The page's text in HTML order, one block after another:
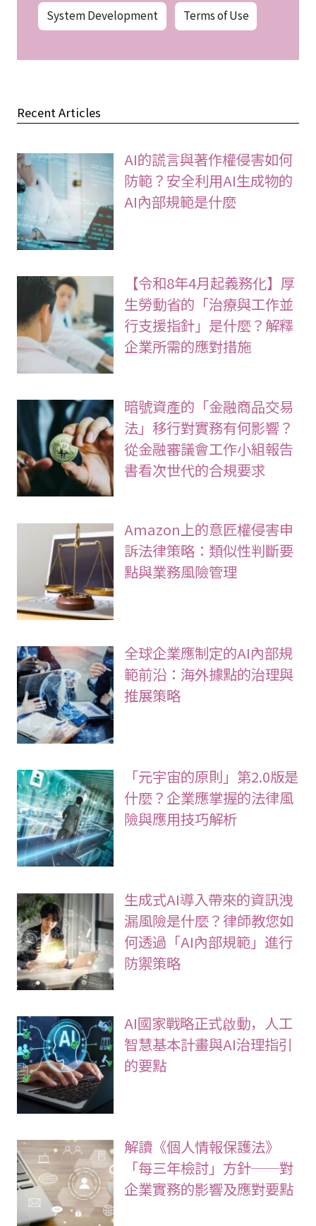
System Development Terms of Use
Recent Articles
AI的謊言與著作權侵害如何
防範？安全利用AI生成物的
AI內部規範是什麼
【令和8年4月起義務化】厚
生勞動省的「治療與工作並
行支援指針」是什麼？解釋
企業所需的應對措施
暗號資產的「金融商品交易
法」移行對實務有何影響？
從金融審議會工作小組報告
書看次世代的合規要求
Amazon上的意匠權侵害申
訴法律策略：類似性判斷要
點與業務風險管理
全球企業應制定的AI內部規
範前沿：海外據點的治理與
推展策略
「元宇宙的原則」第2.0版是
什麼？企業應掌握的法律風
險與應用技巧解析
生成式AI導入帶來的資訊洩
漏風險是什麼？律師教您如
何透過「AI內部規範」進行
防禦策略
AI國家戰略正式啟動，人工
智慧基本計畫與AI治理指引
的要點
解讀《個人情報保護法》
「每三年檢討」方針──對
企業實務的影響及應對要點